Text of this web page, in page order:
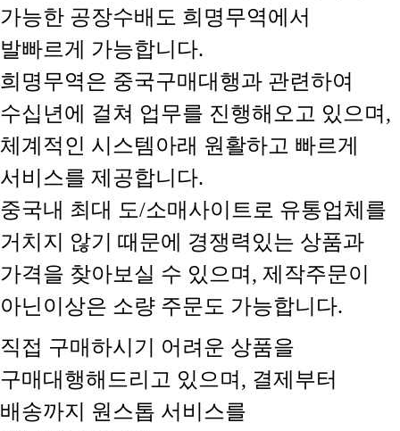
가능한 공장수배도 희명무역에서
발빠르게 가능합니다.
희명무역은 중국구매대행과 관련하여
수십년에 걸쳐 업무를 진행해오고 있으며,
체계적인 시스템아래 원활하고 빠르게
서비스를 제공합니다.
중국내 최대 도/소매사이트로 유통업체를
거치지 않기 때문에 경쟁력있는 상품과
가격을 찾아보실 수 있으며, 제작주문이
아닌이상은 소량 주문도 가능합니다.
직접 구매하시기 어려운 상품을
구매대행해드리고 있으며, 결제부터
배송까지 원스톱 서비스를